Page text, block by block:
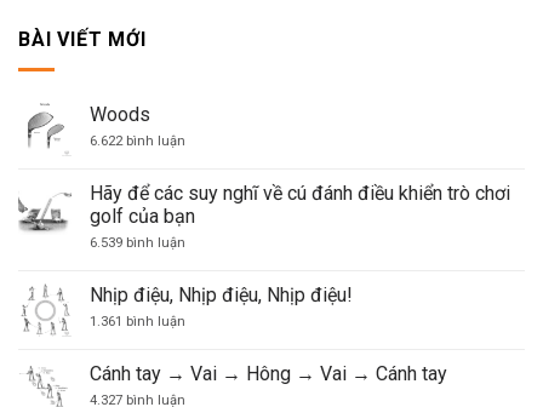
BÀI VIẾT MỚI
Woods
6.622 bình luận
Hãy để các suy nghĩ về cú đánh điều khiển trò chơi
golf của bạn
6.539 bình luận
các
suy
đánh
điều
Nhịp điệu, Nhịp điệu, Nhịp điệu!
1.361 bình luận
Nhịp
điệu,
Cánh tay → Vai → Hông → Vai → Cánh tay
4.327 bình luận